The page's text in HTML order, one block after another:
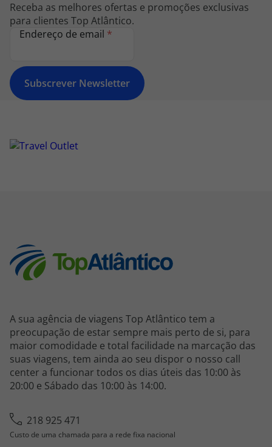
Receba as melhores ofertas e promoções exclusivas
para clientes Top Atlântico.
Endereço de email *
Subscrever Newsletter
A sua agência de viagens Top Atlântico tem a
preocupação de estar sempre mais perto de si, para
maior comodidade e total facilidade na marcação das
suas viagens, tem ainda ao seu dispor o nosso call
center a funcionar todos os dias úteis das 10:00 às
20:00 e Sábado das 10:00 às 14:00.
218 925 471
Custo de uma chamada para a rede fixa nacional